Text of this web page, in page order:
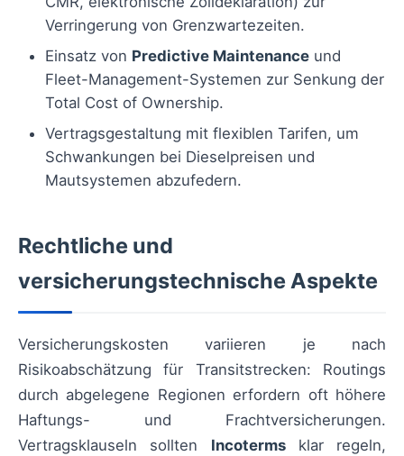
Verringerung von Grenzwartezeiten.
Einsatz von Predictive Maintenance und
Fleet-Management-Systemen zur Senkung der
Total Cost of Ownership.
Vertragsgestaltung mit flexiblen Tarifen, um
Schwankungen bei Dieselpreisen und
Mautsystemen abzufedern.
Rechtliche und
versicherungstechnische Aspekte
Versicherungskosten variieren je nach
Risikoabschätzung für Transitstrecken: Routings
durch abgelegene Regionen erfordern oft höhere
Haftungs- und Frachtversicherungen.
Vertragsklauseln sollten Incotermsklar regeln,